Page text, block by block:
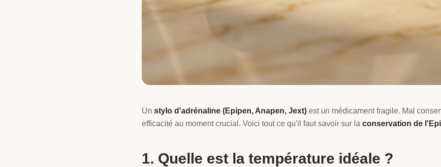
Un stylo d'adrénaline (Epipen, Anapen, Jext) est un médicament fragile. Mal
efficacité au moment crucial. Voici tout ce qu'il faut savoir sur la conservation de
1. Quelle est la température idéale ?